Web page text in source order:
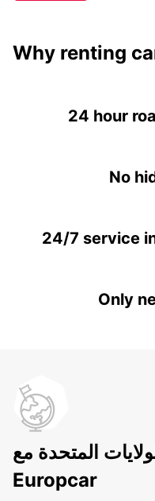
Why renting
24 hour
No
24/7 service
Only
المتحدة مع
Europcar